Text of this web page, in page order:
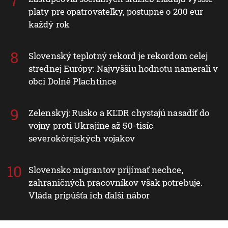
platy pre opatrovateľky, postupne o 200 eur
každý rok
Slovenský teplotný rekord je rekordom celej
strednej Európy: Najvyššiu hodnotu namerali v
obci Dolné Plachtince
Zelenskyj: Rusko a KĽDR chystajú nasadiť do
vojny proti Ukrajine až 50-tisíc
severokórejských vojakov
Slovensko migrantov prijímať nechce,
zahraničných pracovníkov však potrebuje.
Vláda pripúšťa ich ďalší nábor